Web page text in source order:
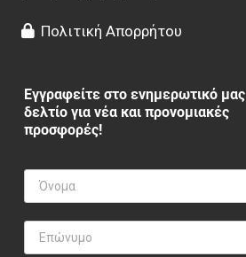
Πολιτική Απορρήτου
Εγγραφείτε στο ενημερωτικό μας
δελτίο για νέα και προνομιακές
προσφορές!